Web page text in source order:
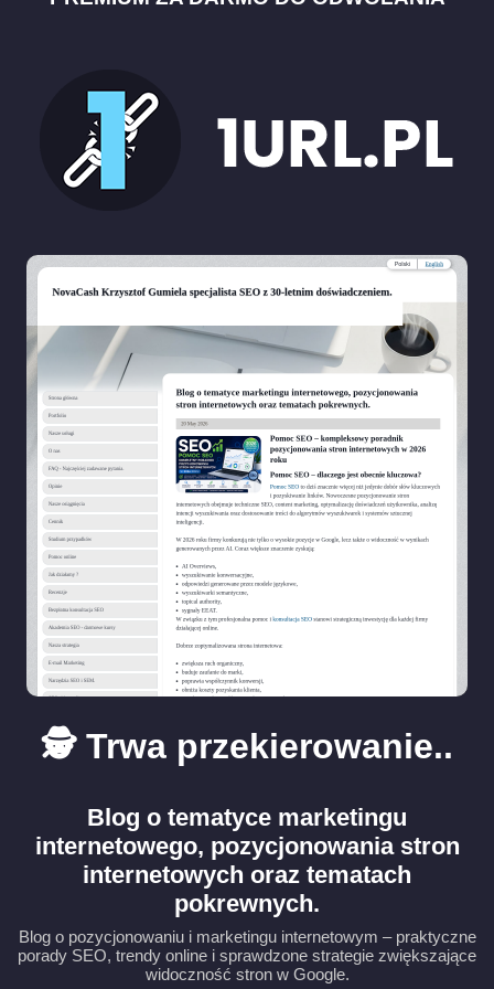
🕵️ Trwa przekierowanie..
Blog o tematyce marketingu
internetowego, pozycjonowania stron
internetowych oraz tematach
pokrewnych.
Blog o pozycjonowaniu i marketingu internetowym – praktyczne
porady SEO, trendy online i sprawdzone strategie zwiększające
widoczność stron w Google.